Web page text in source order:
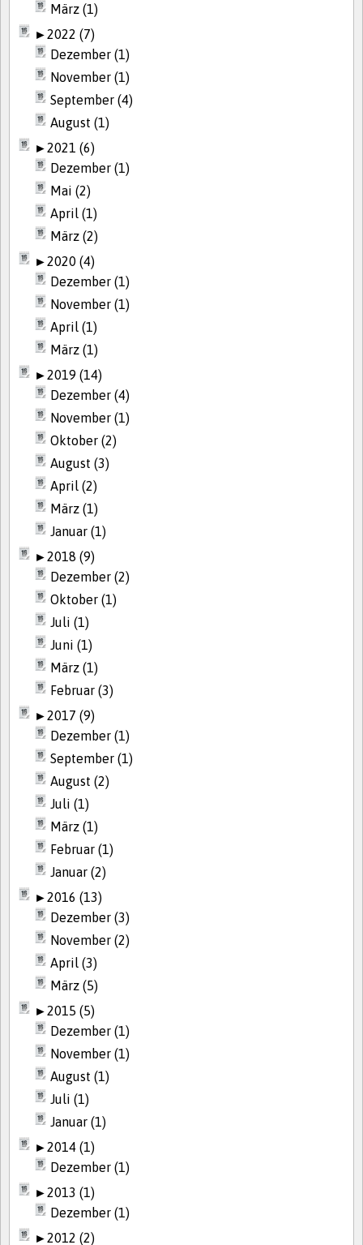
März (1)
►2022 (7)
Dezember (1)
November (1)
September (4)
August (1)
►2021 (6)
Dezember (1)
Mai (2)
April (1)
März (2)
►2020 (4)
Dezember (1)
November (1)
April (1)
März (1)
►2019 (14)
Dezember (4)
November (1)
Oktober (2)
August (3)
April (2)
März (1)
Januar (1)
►2018 (9)
Dezember (2)
Oktober (1)
Juli (1)
Juni (1)
März (1)
Februar (3)
►2017 (9)
Dezember (1)
September (1)
August (2)
Juli (1)
März (1)
Februar (1)
Januar (2)
►2016 (13)
Dezember (3)
November (2)
April (3)
März (5)
►2015 (5)
Dezember (1)
November (1)
August (1)
Juli (1)
Januar (1)
►2014 (1)
Dezember (1)
►2013 (1)
Dezember (1)
►2012 (2)